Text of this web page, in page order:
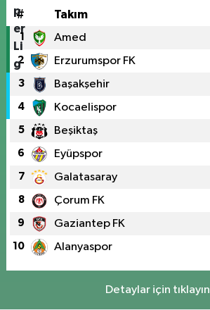
# Takım
1 Amed
2 Erzurumspor FK
3 Başakşehir
4 Kocaelispor
5 Beşiktaş
6 Eyüpspor
7 Galatasaray
8 Çorum FK
9 Gaziantep FK
10 Alanyaspor
Detaylar için tıklayın